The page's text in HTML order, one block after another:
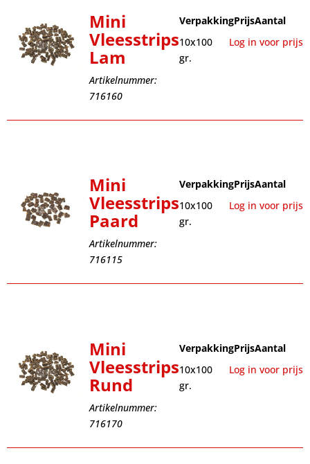
Mini
Vleesstrips
Lam
Artikelnummer:
716160
VerpakkingPrijsAantal
10x100
gr.
Log in voor prijs
Mini
Vleesstrips
Paard
Artikelnummer:
716115
VerpakkingPrijsAantal
10x100
gr.
Log in voor prijs
Mini
Vleesstrips
Rund
Artikelnummer:
716170
VerpakkingPrijsAantal
10x100
gr.
Log in voor prijs